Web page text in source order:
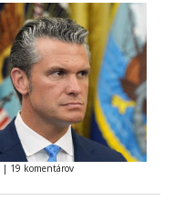
| 19 komentárov